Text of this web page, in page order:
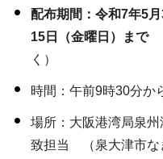
配布期間：令和7年5
15日（金曜日）まで
く）
時間：午前9時30分か
場所：大阪港湾局泉
致担当 （泉大津市な